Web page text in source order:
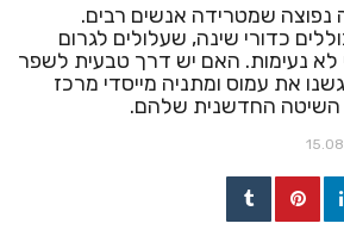
נפוצה שמטרידה אנשים רבים.
כדורי שינה, שעלולים לגרום
לא נעימות. האם יש דרך טבעית לשפר
את עמוס ומתניה מייסדי מרכז
השיטה החדשנית שלהם.